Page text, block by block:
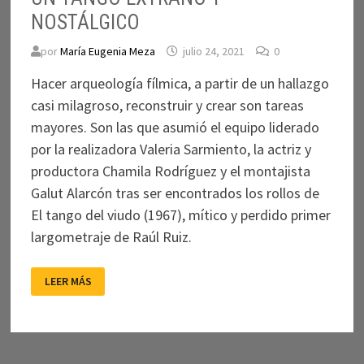
NOSTÁLGICO
porMaría Eugenia Meza julio 24, 2021 0
Hacer arqueología fílmica, a partir de un hallazgo
casi milagroso, reconstruir y crear son tareas
mayores. Son las que asumió el equipo liderado
por la realizadora Valeria Sarmiento, la actriz y
productora Chamila Rodríguez y el montajista
Galut Alarcón tras ser encontrados los rollos de
El tango del viudo (1967), mítico y perdido primer
largometraje de Raúl Ruiz.
UN
TANGO
EXTRAÑO
LEER MÁS